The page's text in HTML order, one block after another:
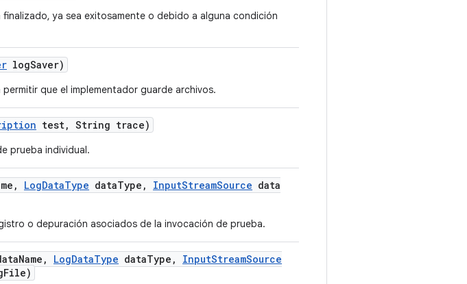
ya sea exitosamente o debido a alguna condición
logSaver)
permitir que el implementador guarde archivos.
test, String trace)
prueba individual.
, LogDataType dataType , InputStreamSource data
o depuración asociados de la invocación de prueba.
Name , LogDataType dataType , InputStreamSource
File)